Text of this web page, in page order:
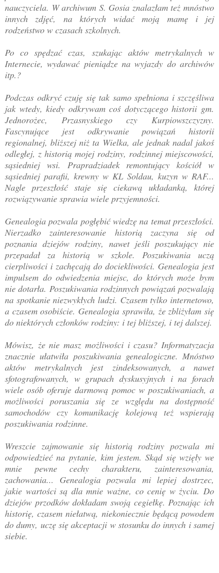
nauczyciela. W archiwum S. Gosia znalazłam też mnóstwo
innych zdjęć, na których widać moją mamę i jej
rodzeństwo w czasach szkolnych.
Po co spędzać czas, szukając aktów metrykalnych w
Internecie, wydawać pieniądze na wyjazdy do archiwów
itp.?
Podczas odkryć czuję się tak samo spełniona i szczęśliwa
jak wtedy, kiedy odkrywam coś dotyczącego historii gm.
Jednorożec, Przasnyskiego czy Kurpiowszczyzny.
Fascynujące jest odkrywanie powiązań historii
regionalnej, bliższej niż ta Wielka, ale jednak nadal jakoś
odległej, z historią mojej rodziny, rodzinnej miejscowości,
sąsiedniej wsi. Prapradziadek remontujący kościół w
sąsiedniej parafii, krewny w KL Soldau, kuzyn w RAF...
Nagle przeszłość staje się ciekawą układanką, której
rozwiązywanie sprawia wiele przyjemności.
Genealogia pozwala pogłębić wiedzę na temat przeszłości.
Nierzadko zainteresowanie historią zaczyna się od
poznania dziejów rodziny, nawet jeśli poszukujący nie
przepadał za historią w szkole. Poszukiwania uczą
cierpliwości i zachęcają do dociekliwości. Genealogia jest
impulsem do odwiedzenia miejsc, do których może bym
nie dotarła. Poszukiwania rodzinnych powiązań pozwalają
na spotkanie niezwykłych ludzi. Czasem tylko internetowo,
a czasem osobiście. Genealogia sprawiła, że zbliżyłam się
do niektórych członków rodziny: i tej bliższej, i tej dalszej.
Mówisz, że nie masz możliwości i czasu? Informatyzacja
znacznie ułatwiła poszukiwania genealogiczne. Mnóstwo
aktów metrykalnych jest zindeksowanych, a nawet
sfotografowanych, w grupach dyskusyjnych i na forach
wiele osób oferuje darmową pomoc w poszukiwaniach, a
możliwości poruszania się ze względu na dostępność
samochodów czy komunikację kolejową też wspierają
poszukiwania rodzinne.
Wreszcie zajmowanie się historią rodziny pozwala mi
odpowiedzieć na pytanie, kim jestem. Skąd się wzięły we
mnie pewne cechy charakteru, zainteresowania,
zachowania... Genealogia pozwala mi lepiej dostrzec,
jakie wartości są dla mnie ważne, co cenię w życiu. Do
dziejów przodków dokładam swoją cegiełkę. Poznając ich
historię, czasem niełatwą, niekoniecznie będącą powodem
do dumy, uczę się akceptacji w stosunku do innych i samej
siebie.